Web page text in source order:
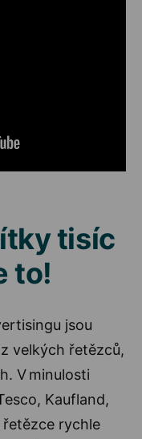
tisíc
to!
jsou
velkých řetězců,
V minulosti
Kaufland,
řetězce rychle